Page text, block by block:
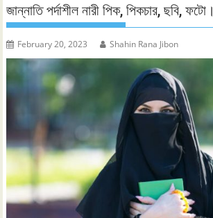
জান্নাতি পর্দাশীল নারী পিক, পিকচার, ছবি, ফটো।
February 20, 2023 Shahin Rana Jibon